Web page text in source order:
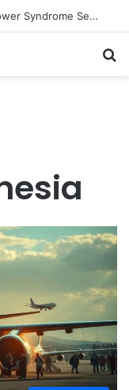
Cara Efektif Mengatasi Gejala Post Power Syndrome Setelah Pensiun Kerja